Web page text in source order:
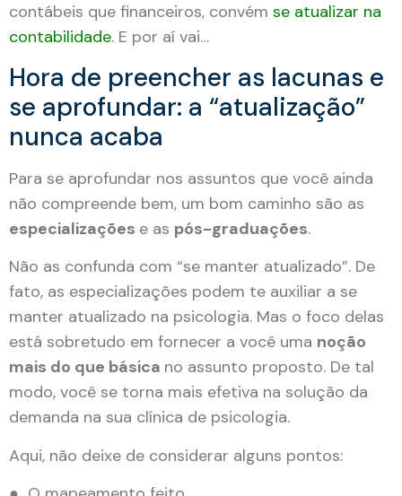
contábeis que financeiros, convém se atualizar na
contabilidade. E por aí vai…
Hora de preencher as lacunas e
se aprofundar: a “atualização”
nunca acaba
Para se aprofundar nos assuntos que você ainda
não compreende bem, um bom caminho são as
especializações e as pós-graduações.
Não as confunda com “se manter atualizado”. De
fato, as especializações podem te auxiliar a se
manter atualizado na psicologia. Mas o foco delas
está sobretudo em fornecer a você uma noção
mais do que básica no assunto proposto. De tal
modo, você se torna mais efetiva na solução da
demanda na sua clínica de psicologia.
Aqui, não deixe de considerar alguns pontos: